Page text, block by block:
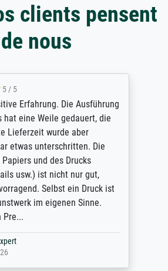
clients pensent
de nous
5 / 5
Erfahrung. Die Ausführung
hat eine Weile gedauert, die
Lieferzeit wurde aber
etwas unterschritten. Die
und des Drucks
usw.) ist nicht nur gut,
Selbst ein Druck ist
im eigenen Sinne.
Pre...